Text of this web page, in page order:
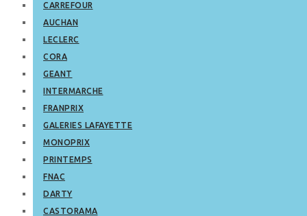
CARREFOUR
AUCHAN
LECLERC
CORA
GEANT
INTERMARCHE
FRANPRIX
GALERIES LAFAYETTE
MONOPRIX
PRINTEMPS
FNAC
DARTY
CASTORAMA